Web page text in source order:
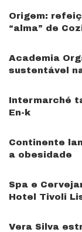
Origem:
“alma” de
Academia
sustentável
Intermarché
En-k
Continente
a obesidade
Spa e
Hotel Tivoli
Vera Silva